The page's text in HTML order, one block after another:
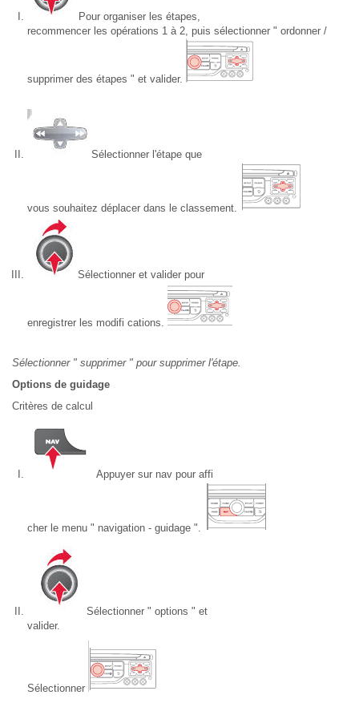
Pour organiser les étapes,
recommencer les opérations 1 à 2, puis sélectionner " ordonner /
supprimer des étapes " et valider.
Sélectionner l'étape que
vous souhaitez déplacer dans le classement.
Sélectionner et valider pour
enregistrer les modifi cations.
Sélectionner " supprimer " pour supprimer l'étape.
Options de guidage
Critères de calcul
Appuyer sur nav pour affi
cher le menu " navigation - guidage ".
Sélectionner " options " et
valider.
Sélectionner